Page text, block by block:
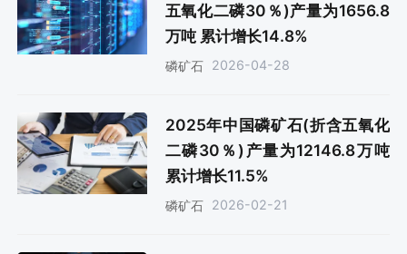
五氧化二磷30％)产量为1656.8
万吨 累计增长14.8%
磷矿石 2026-04-28
2025年中国磷矿石(折含五氧化
二磷30％)产量为12146.8万吨
累计增长11.5%
磷矿石 2026-02-21